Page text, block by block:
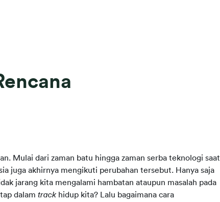
Mulai dari zaman batu hingga zaman serba teknologi saat
juga akhirnya mengikuti perubahan tersebut. Hanya saja
jarang kita mengalami hambatan ataupun masalah pada
dalam track hidup kita? Lalu bagaimana cara